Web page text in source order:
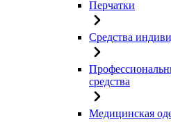
Перчатки
Средства
средства
Медицинская